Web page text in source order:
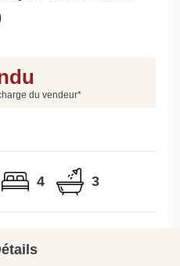
votre estimation
du vendeur*
4 3